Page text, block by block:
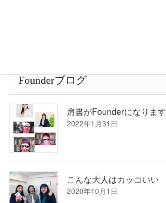
Founderブログ
肩書がFounderになります
2022年1月31日
こんな大人はカッコいい
2020年10月1日